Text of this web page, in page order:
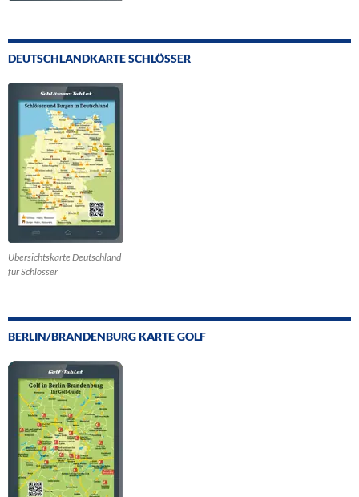
DEUTSCHLANDKARTE SCHLÖSSER
Übersichtskarte Deutschland
für Schlösser
BERLIN/BRANDENBURG KARTE GOLF